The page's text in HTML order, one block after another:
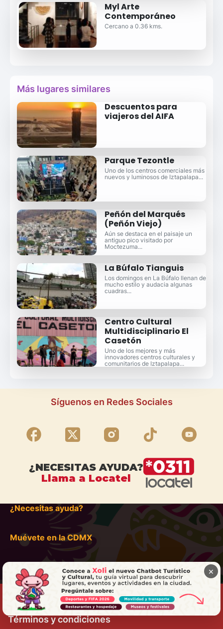
Myl Arte
Contemporáneo
Cercano a 0.36 kms.
Más lugares similares
Descuentos para
viajeros del AIFA
Parque Tezontle
Uno de los centros comerciales más
nuevos y luminosos de Iztapalapa...
Peñón del Marqués
(Peñón Viejo)
Aún se destaca en el paisaje un
antiguo pico visitado por
Moctezuma...
La Búfalo Tianguis
Los domingos en La Búfalo llenan de
mucho estilo y audacia algunas
cuadras...
Centro Cultural
Multidisciplinario El
Casetón
Uno de los mejores y más
innovadores centros culturales y
comunitarios de Iztapalapa...
Síguenos en Redes Sociales
¿NECESITAS AYUDA?
Llama a Locatel
¿Necesitas ayuda?
Muévete en la CDMX
Términos y condiciones
×